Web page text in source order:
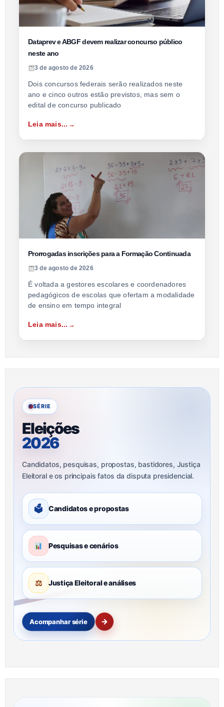
Dataprev e ABGF devem realizar concurso público
neste ano
3 de agosto de 2026
Dois concursos federais serão realizados neste
ano e cinco outros estão previstos, mas sem o
edital de concurso publicado
Leia mais...
Prorrogadas inscrições para a Formação Continuada
3 de agosto de 2026
É voltada a gestores escolares e coordenadores
pedagógicos de escolas que ofertam a modalidade
de ensino em tempo integral
Leia mais...
SÉRIE
Eleições
2026
Candidatos, pesquisas, propostas, bastidores, Justiça
Eleitoral e os principais fatos da disputa presidencial.
🗳 Candidatos e propostas
Pesquisas e cenários
⚖ Justiça Eleitoral e análises
Acompanhar série →